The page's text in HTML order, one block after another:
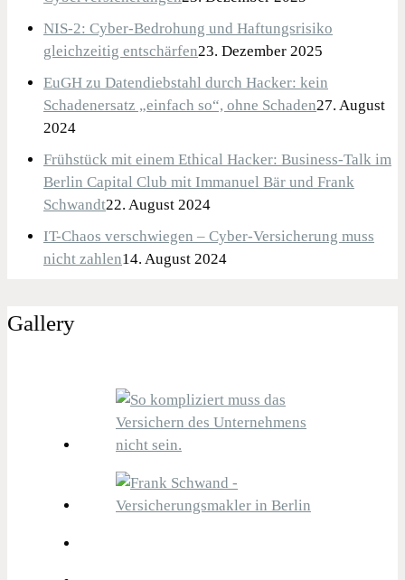
NIS-2: Cyber-Bedrohung und Haftungsrisiko
gleichzeitig entschärfen23. Dezember 2025
EuGH zu Datendiebstahl durch Hacker: kein
Schadenersatz „einfach so“, ohne Schaden27. August
2024
Frühstück mit einem Ethical Hacker: Business-Talk im
Berlin Capital Club mit Immanuel Bär und Frank
Schwandt22. August 2024
IT-Chaos verschwiegen – Cyber-Versicherung muss
nicht zahlen14. August 2024
Gallery